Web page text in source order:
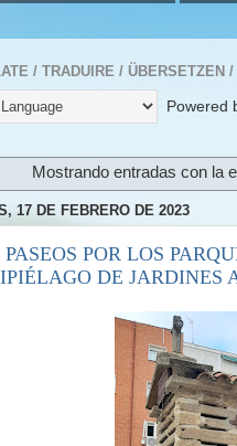
Powered
Mostrando entradas con la
17 DE FEBRERO DE 2023
PASEOS POR LOS
DE JARDINES